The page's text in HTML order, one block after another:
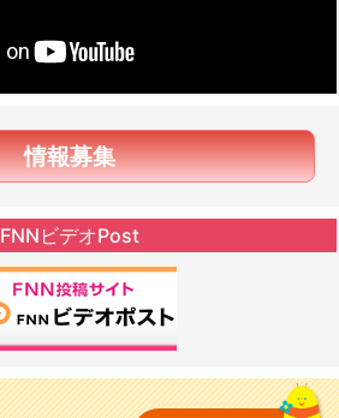
情報募集
FNNビデオPost